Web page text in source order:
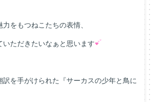
をもつねこたちの表情、
いただきたいなぁと思います
を手がけられた『サーカスの少年と鳥に